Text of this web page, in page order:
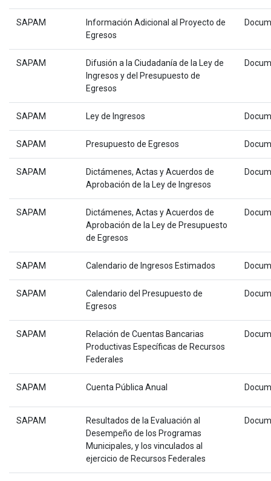
SAPAM
Información Adicional al Proyecto de
Egresos
SAPAM
Difusión a la Ciudadanía de la Ley de
Ingresos y del Presupuesto de
Egresos
SAPAM Ley de Ingresos
SAPAM Presupuesto de Egresos
SAPAM
Dictámenes, Actas y Acuerdos de
Aprobación de la Ley de Ingresos
SAPAM
Dictámenes, Actas y Acuerdos de
Aprobación de la Ley de Presupuesto
de Egresos
SAPAM Calendario de Ingresos Estimados
SAPAM
Calendario del Presupuesto de
Egresos
SAPAM
Relación de Cuentas Bancarias
Productivas Específicas de Recursos
Federales
SAPAM Cuenta Pública Anual
SAPAM
Resultados de la Evaluación al
Desempeño de los Programas
Municipales, y los vinculados al
ejercicio de Recursos Federales